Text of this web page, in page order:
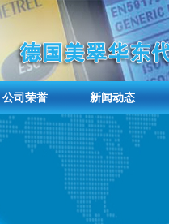
公司荣誉 新闻动态